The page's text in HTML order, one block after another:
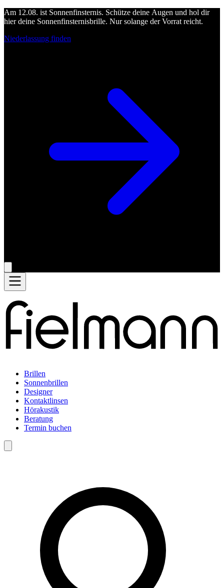
Am 12.08. ist Sonnenfinsternis. Schütze deine Augen und hol dir
hier deine Sonnenfinsternisbrille. Nur solange der Vorrat reicht.
Niederlassung finden
Brillen
Sonnenbrillen
Designer
Kontaktlinsen
Hörakustik
Beratung
Termin buchen